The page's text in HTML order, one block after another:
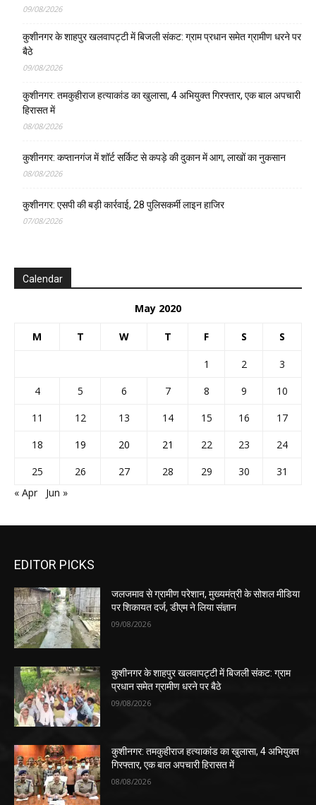
09/08/2026
कुशीनगर के शाहपुर खलवापट्टी में बिजली संकट: ग्राम प्रधान समेत ग्रामीण धरने पर
बैठे
09/08/2026
कुशीनगर: तमकुहीराज हत्याकांड का खुलासा, 4 अभियुक्त गिरफ्तार, एक बाल अपचारी
हिरासत में
08/08/2026
कुशीनगर: कप्तानगंज में शॉर्ट सर्किट से कपड़े की दुकान में आग, लाखों का नुकसान
08/08/2026
कुशीनगर: एसपी की बड़ी कार्रवाई, 28 पुलिसकर्मी लाइन हाजिर
07/08/2026
Calendar
May 2020
M T W T F S S
1 2
3
4
5 6 7 8 9
10
11
12 13 14 15 16
17
18
19 20 21 22 23
24
25
26 27 28 29 30
31
« Apr
Jun »
EDITOR PICKS
जलजमाव से ग्रामीण परेशान, मुख्यमंत्री के सोशल मीडिया
पर शिकायत दर्ज, डीएम ने लिया संज्ञान
09/08/2026
कुशीनगर के शाहपुर खलवापट्टी में बिजली संकट: ग्राम
प्रधान समेत ग्रामीण धरने पर बैठे
09/08/2026
कुशीनगर: तमकुहीराज हत्याकांड का खुलासा, 4 अभियुक्त
गिरफ्तार, एक बाल अपचारी हिरासत में
08/08/2026